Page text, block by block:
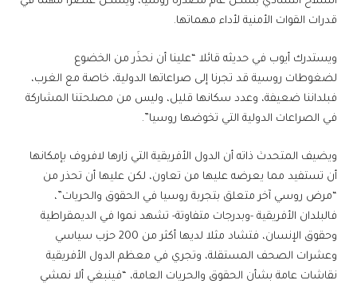
قدرات القوات الأمنية لأداء مهماتها.
ويستدرك أيوب في حديثه قائلا “علينا أن نحذَر من الخضوع
لضغوطات روسية قد تجرنا إلى صراعاتها الدولية، خاصة مع الغرب،
فبلداننا ضعيفة، وعدد سكانها قليل، وليس من مصلحتنا المشاركة
في الصراعات الدولية التي تخوضها روسيا”.
ويضيف المتحدث ذاته أن الدول الأفريقية التي زارها لافروف بإمكانها
أن تستفيد مما يعرضه عليها من تعاون، لكن عليها أن تحذر من
“مرض روسي آخر متعلق بتجربة روسيا في الحقوق والحريات”،
فالبلدان الأفريقية -وبدرجات متفاوتة- تشهد نموا في الديمقراطية
وحقوق الإنسان، فتشاد مثلا لديها أكثر من 200 حزب سياسي
وعشرات الصحف المستقلة، وتجري في معظم الدول الأفريقية
نقاشات عامة بشأن الحقوق والحريات العامة، “فينبغي ألا نمشي